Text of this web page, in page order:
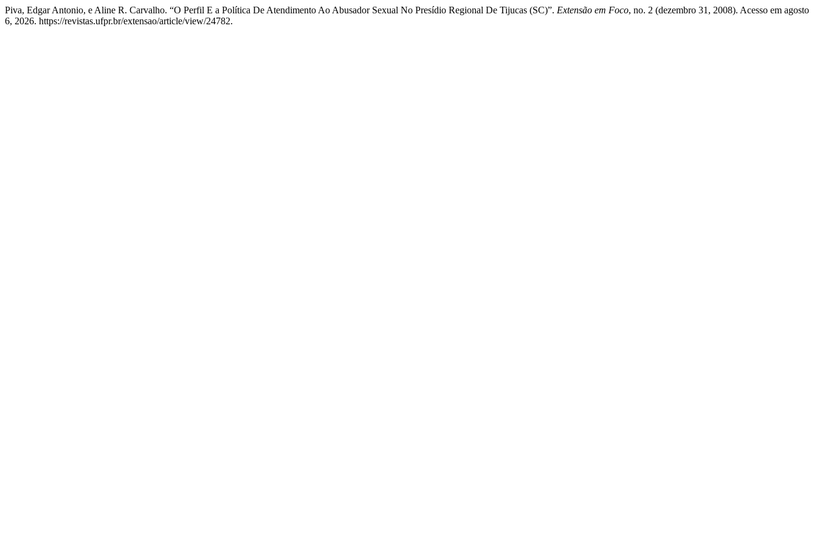
Piva, Edgar Antonio, e Aline R. Carvalho. “O Perfil E a Política De Atendimento Ao Abusador Sexual No Presídio Regional De Tijucas (SC)”. Extensão em Foco, no. 2 (dezembro 31, 2008). Acesso em agosto
6, 2026. https://revistas.ufpr.br/extensao/article/view/24782.